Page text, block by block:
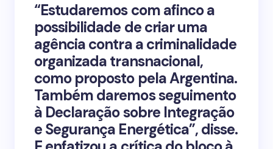
“Estudaremos com afinco a
possibilidade de criar uma
agência contra a criminalidade
organizada transnacional,
como proposto pela Argentina.
Também daremos seguimento
à Declaração sobre Integração
e Segurança Energética”, disse.